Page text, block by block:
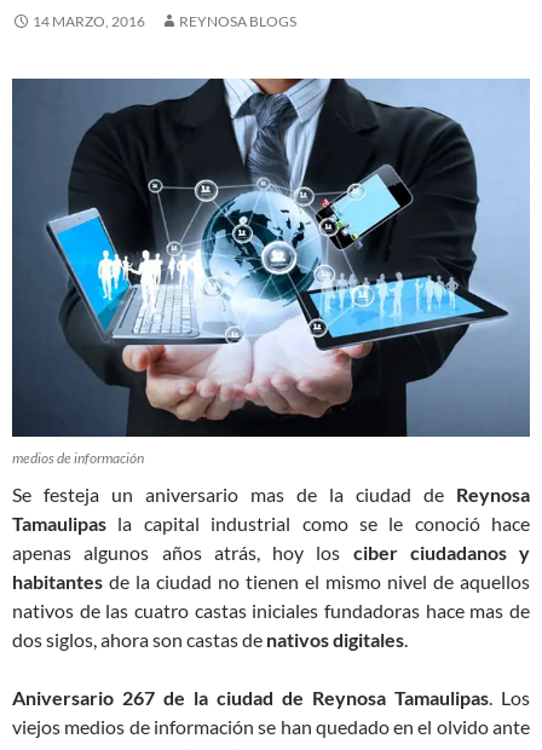
14 MARZO, 2016 REYNOSA BLOGS
medios de información
Se festeja un aniversario mas de la ciudad de Reynosa
Tamaulipas la capital industrial como se le conoció hace
apenas algunos años atrás, hoy los ciber ciudadanos y
habitantes de la ciudad no tienen el mismo nivel de aquellos
nativos de las cuatro castas iniciales fundadoras hace mas de
dos siglos, ahora son castas de nativos digitales.
Aniversario 267 de la ciudad de Reynosa Tamaulipas. Los
viejos medios de información se han quedado en el olvido ante